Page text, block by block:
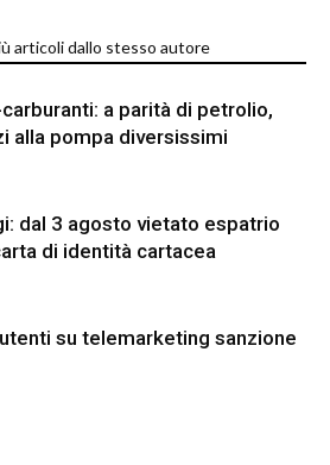
articoli dallo stesso autore
a parità di petrolio,
alla pompa diversissimi
dal 3 agosto vietato espatrio
di identità cartacea
su telemarketing sanzione